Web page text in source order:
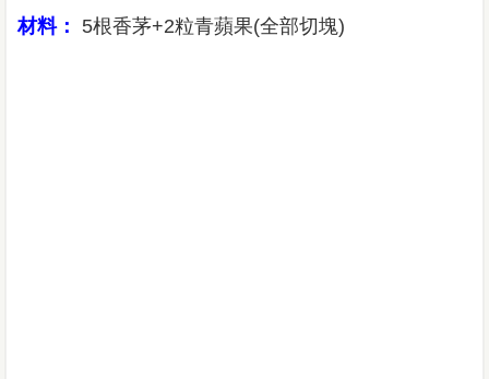
材料： 5根香茅+2粒青蘋果(全部切塊)